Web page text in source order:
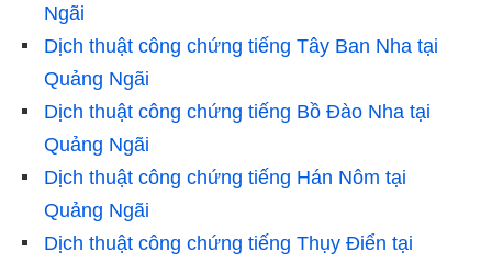
Ngãi
Dịch thuật công chứng tiếng Tây Ban Nha tại
Quảng Ngãi
Dịch thuật công chứng tiếng Bồ Đào Nha tại
Quảng Ngãi
Dịch thuật công chứng tiếng Hán Nôm tại
Quảng Ngãi
Dịch thuật công chứng tiếng Thụy Điển tại